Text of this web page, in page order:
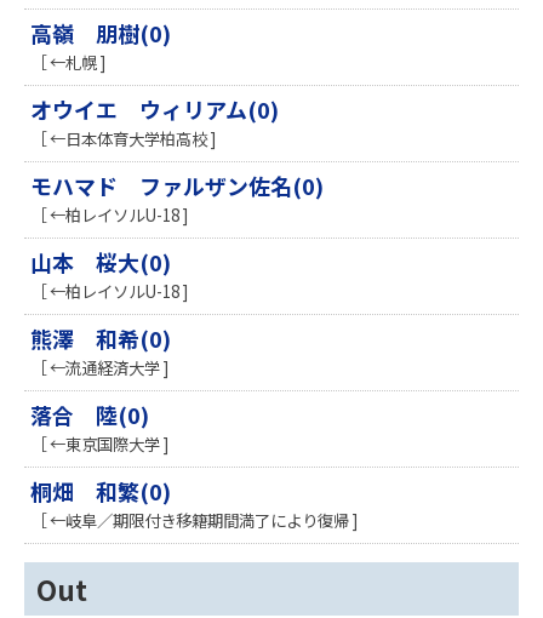
高嶺 朋樹(0)
［ ←札幌 ]
オウイエ ウィリアム(0)
［ ←日本体育大学柏高校 ]
モハマド ファルザン佐名(0)
［ ←柏レイソルU-18 ]
山本 桜大(0)
［ ←柏レイソルU-18 ]
熊澤 和希(0)
［ ←流通経済大学 ]
落合 陸(0)
［ ←東京国際大学 ]
桐畑 和繁(0)
［ ←岐阜／期限付き移籍期間満了により復帰 ]
Out